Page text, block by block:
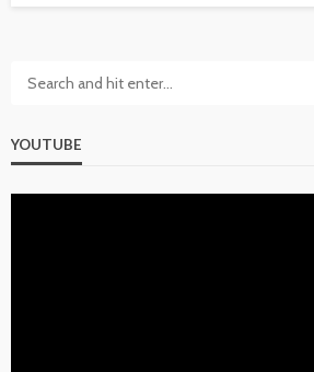
YOUTUBE